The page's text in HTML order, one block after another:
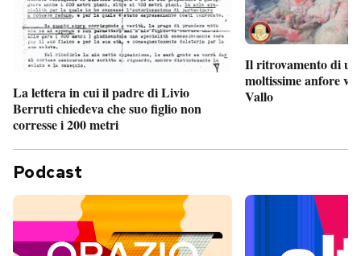
La lettera in cui il padre di Livio
Berruti chiedeva che suo figlio non
corresse i 200 metri
Il ritrovamento di
moltissime anfore
Vallo
Podcast